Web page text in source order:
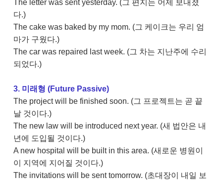
The letter was sent yesterday. (그 편지는 어제 보내졌
다.)
The cake was baked by my mom. (그 케이크는 우리 엄
마가 구웠다.)
The car was repaired last week. (그 차는 지난주에 수리
되었다.)
3. 미래형 (Future Passive)
The project will be finished soon. (그 프로젝트는 곧 끝
날 것이다.)
The new law will be introduced next year. (새 법안은 내
년에 도입될 것이다.)
A new hospital will be built in this area. (새로운 병원이
이 지역에 지어질 것이다.)
The invitations will be sent tomorrow. (초대장이 내일 보